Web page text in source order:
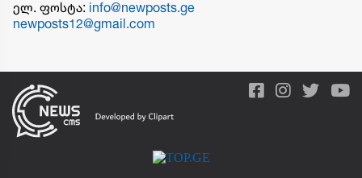
ელ. ფოსტა: info@newposts.ge
newposts12@gmail.com